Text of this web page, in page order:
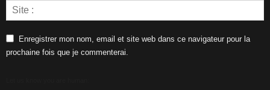
Enregistrer mon nom, email et site web dans ce navigateur pour la
prochaine fois que je commenterai.